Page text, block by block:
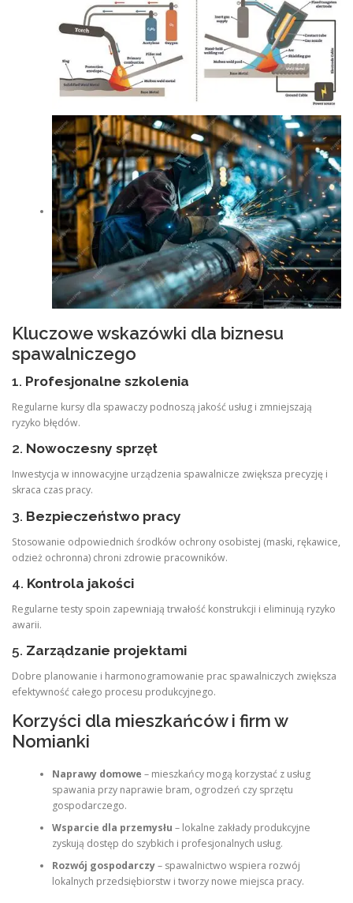
Kluczowe wskazówki dla biznesu
spawalniczego
1. Profesjonalne szkolenia
Regularne kursy dla spawaczy podnoszą jakość usług i zmniejszają
ryzyko błędów.
2. Nowoczesny sprzęt
Inwestycja w innowacyjne urządzenia spawalnicze zwiększa precyzję i
skraca czas pracy.
3. Bezpieczeństwo pracy
Stosowanie odpowiednich środków ochrony osobistej (maski, rękawice,
odzież ochronna) chroni zdrowie pracowników.
4. Kontrola jakości
Regularne testy spoin zapewniają trwałość konstrukcji i eliminują ryzyko
awarii.
5. Zarządzanie projektami
Dobre planowanie i harmonogramowanie prac spawalniczych zwiększa
efektywność całego procesu produkcyjnego.
Korzyści dla mieszkańców i firm w
Nomianki
Naprawy domowe – mieszkańcy mogą korzystać z usług
spawania przy naprawie bram, ogrodzeń czy sprzętu
gospodarczego.
Wsparcie dla przemysłu – lokalne zakłady produkcyjne
zyskują dostęp do szybkich i profesjonalnych usług.
Rozwój gospodarczy– spawalnictwo wspiera rozwój
lokalnych przedsiębiorstw i tworzy nowe miejsca pracy.